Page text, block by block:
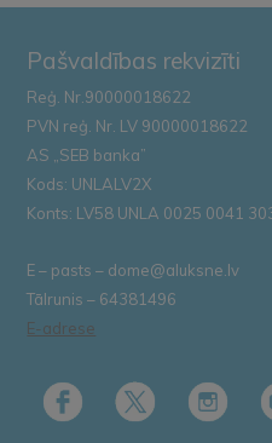
Pašvaldības rekvizīti
Reģ. Nr.90000018622
PVN reģ. Nr. LV 90000018622
AS „SEB banka”
Kods: UNLALV2X
Konts: LV58 UNLA 0025 0041
E – pasts – dome@aluksne.lv
Tālrunis – 64381496
E-adrese